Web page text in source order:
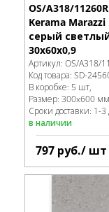
OS/A318/
Kerama
серый
30x60x0,9
Артикул: OS/A318/
Код товара: SD-
В коробке: 5 шт,
Размер: 300x600 мм
Сроки доставки: 1-3
в наличии
797 руб./ шт